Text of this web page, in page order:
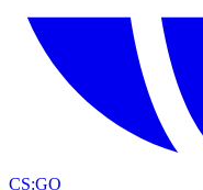
CS:GO